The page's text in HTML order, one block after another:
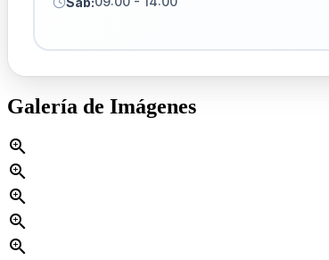
Galería de Imágenes
zoom_in
zoom_in
zoom_in
zoom_in
zoom_in